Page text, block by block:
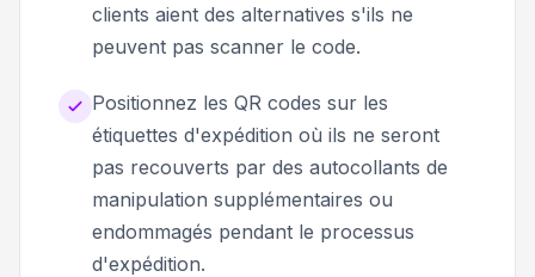
clients aient des alternatives s'ils ne
peuvent pas scanner le code.
Positionnez les QR codes sur les
étiquettes d'expédition où ils ne seront
pas recouverts par des autocollants de
manipulation supplémentaires ou
endommagés pendant le processus
d'expédition.